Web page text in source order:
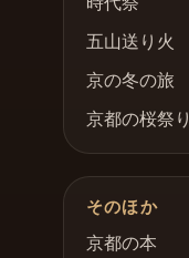
五山送り火
京の冬の旅
京都の桜祭り
そのほか
京都の本